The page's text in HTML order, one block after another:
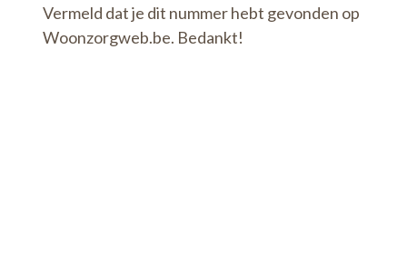
Vermeld dat je dit nummer hebt gevonden op
Woonzorgweb.be. Bedankt!